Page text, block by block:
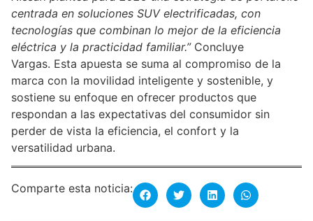
centrada en soluciones SUV electrificadas, con
tecnologías que combinan lo mejor de la eficiencia
eléctrica y la practicidad familiar.”Concluye
Vargas. Esta apuesta se suma al compromiso de la
marca con la movilidad inteligente y sostenible, y
sostiene su enfoque en ofrecer productos que
respondan a las expectativas del consumidor sin
perder de vista la eficiencia, el confort y la
versatilidad urbana.
Comparte esta noticia: